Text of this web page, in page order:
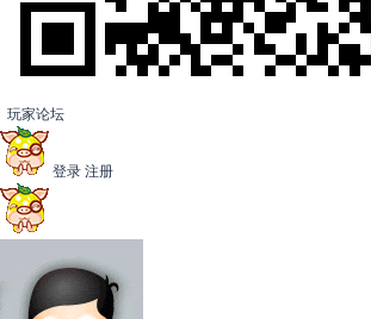
玩家论坛
登录 注册